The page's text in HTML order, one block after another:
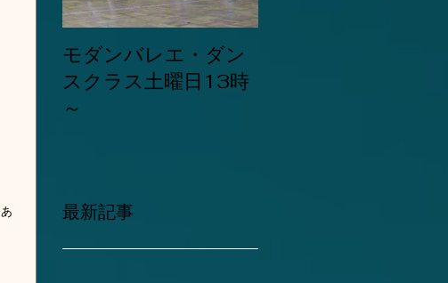
モダンバレエ・ダン
スクラス土曜日13時
～
最新記事